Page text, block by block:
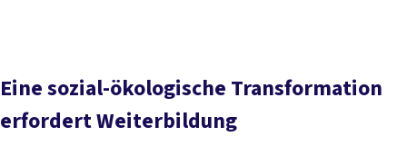
Eine sozial-ökologische Transformation
erfordert Weiterbildung